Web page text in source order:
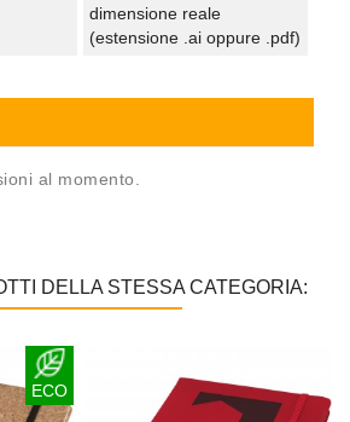
dimensione reale
(estensione .ai oppure .pdf)
al momento.
DELLA STESSA CATEGORIA:
ECO